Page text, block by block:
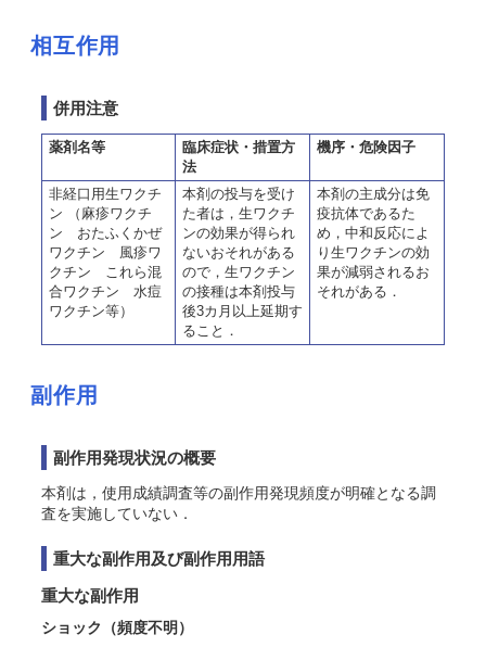
相互作用
併用注意
薬剤名等
臨床症状・措置方
法
機序・危険因子
非経口用生ワクチ
ン （麻疹ワクチ
ン おたふくかぜ
ワクチン 風疹ワ
クチン これら混
合ワクチン 水痘
ワクチン等）
本剤の投与を受け
た者は，生ワクチ
ンの効果が得られ
ないおそれがある
ので，生ワクチン
の接種は本剤投与
後3カ月以上延期す
ること．
本剤の主成分は免
疫抗体であるた
め，中和反応によ
り生ワクチンの効
果が減弱されるお
それがある．
副作用
副作用発現状況の概要
本剤は，使用成績調査等の副作用発現頻度が明確となる調
査を実施していない．
重大な副作用及び副作用用語
重大な副作用
ショック （頻度不明）